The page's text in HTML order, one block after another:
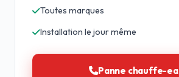
Toutes marques
Installation le jour même
Panne chauffe-